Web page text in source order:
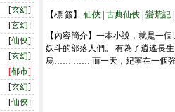
[玄幻]
[玄幻]
[仙俠]
[玄幻]
[都市]
[玄幻]
[仙俠]
【標 簽】 仙俠 古典仙俠 蠻荒記
【內容簡介】一本小說，就是一
妖斗的部落人們。 有為了逍遙長
烏…… …… 而一天，紀寧在一個